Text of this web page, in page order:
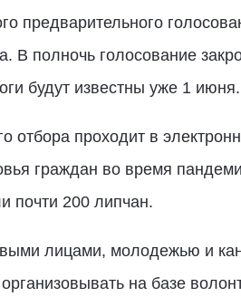
предварительного
В полночь голосование
будут известны уже 1 июня.
отбора проходит в
граждан во время
почти 200 липчан.
лицами, молодежью и
на базе